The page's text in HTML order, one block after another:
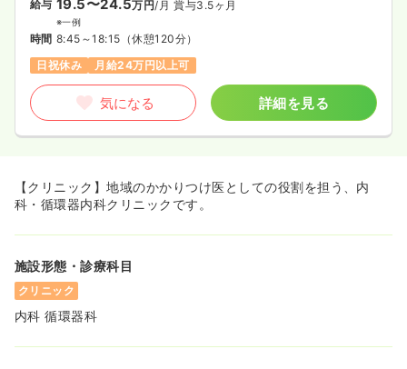
給与 19.5〜24.5万円/月 賞与3.5ヶ月
※一例
時間 8:45～18:15 （休憩120分）
日祝休み
月給24万円以上可
気になる 詳細を見る
【クリニック】地域のかかりつけ医としての役割を担う、内
科・循環器内科クリニックです。
施設形態・診療科目
クリニック
内科 循環器科